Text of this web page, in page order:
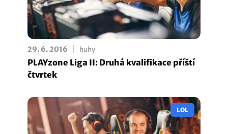
29. 6. 2016 huhy
PLAYzone Liga II: Druhá kvalifikace příští
čtvrtek
LOL